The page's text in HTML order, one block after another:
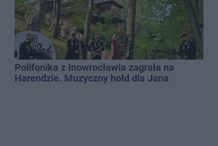
Polifonika z Inowrocławia zagrała na
Harendzie. Muzyczny hołd dla Jana